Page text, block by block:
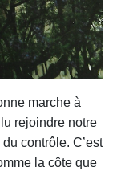
marche à
rejoindre notre
contrôle. C’est
la côte que